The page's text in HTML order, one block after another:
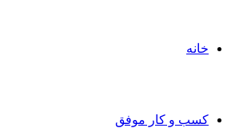
خانه
کسب و کار موفق